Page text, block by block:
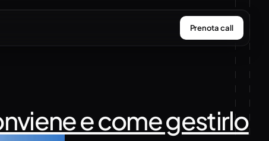
Prenota call
e come gestirlo